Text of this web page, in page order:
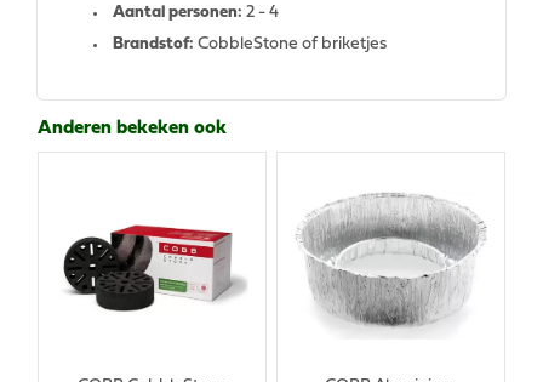
Aantal personen: 2 - 4
Brandstof: CobbleStone of briketjes
Anderen bekeken ook